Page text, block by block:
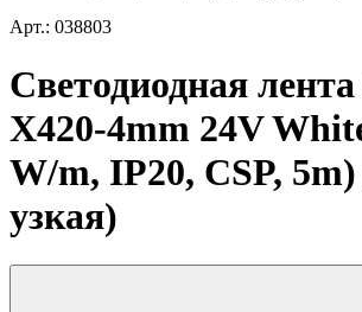
Арт.: 038803
Светодиодная
X420-4mm 24V
W/m, IP20, CSP,
узкая)